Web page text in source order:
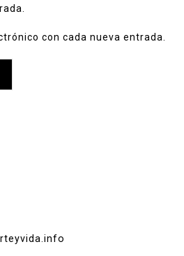
con cada nueva entrada.